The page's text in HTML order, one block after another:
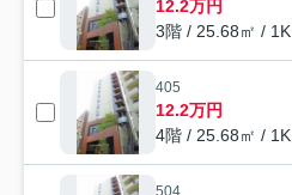
12.2万円
3階 / 25.68㎡ / 1K
405
12.2万円
4階 / 25.68㎡ / 1K